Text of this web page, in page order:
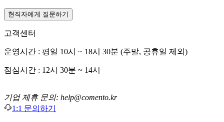
현직자에게 질문하기
고객센터
운영시간 : 평일 10시 ~ 18시 30분 (주말, 공휴일 제외)
점심시간 : 12시 30분 ~ 14시
기업 제휴 문의: help@comento.kr
1:1 문의하기